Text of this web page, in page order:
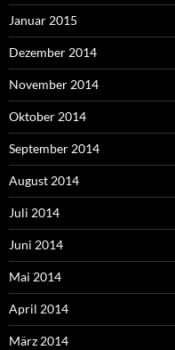
Januar 2015
Dezember 2014
November 2014
Oktober 2014
September 2014
August 2014
Juli 2014
Juni 2014
Mai 2014
April 2014
März 2014